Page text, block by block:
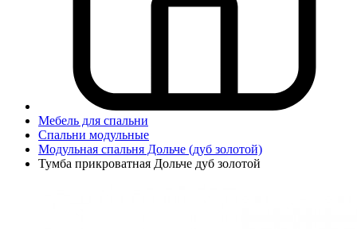
Мебель для спальни
Спальни модульные
Модульная спальня Дольче (дуб золотой)
Тумба прикроватная Дольче дуб золотой